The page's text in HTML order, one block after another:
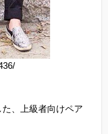
、上級者向けペア